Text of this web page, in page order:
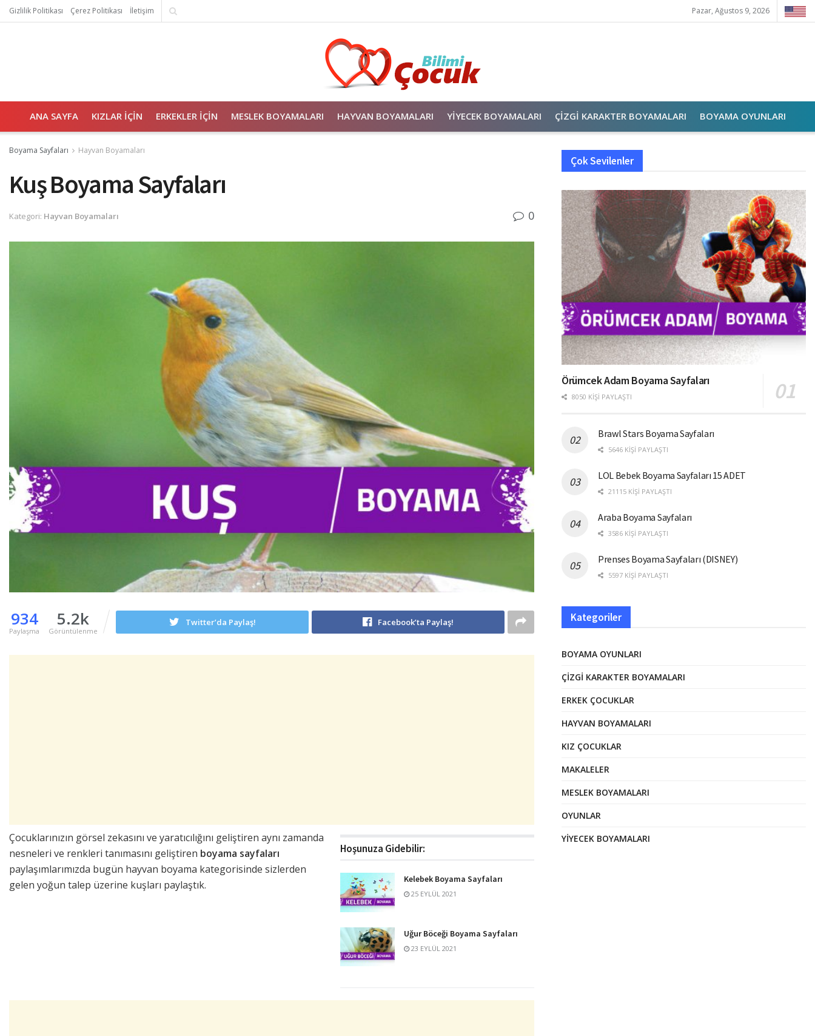
Gizlilik Politikası Çerez Politikası İletişim Pazar, Ağustos 9, 2026
ANA SAYFA KIZLAR İÇIN ERKEKLER İÇIN MESLEK BOYAMALARI HAYVAN BOYAMALARI YIYECEK BOYAMALARI ÇIZGI KARAKTER BOYAMALARI BOYAMA OYUNLARI
Boyama Sayfaları Hayvan Boyamaları
Kuş Boyama Sayfaları
Kategori: Hayvan Boyamaları 0
934
Paylaşma
5.2k
Görüntülenme
Twitter’da Paylaş! Facebook’ta Paylaş!
Hoşunuza Gidebilir:
Kelebek Boyama Sayfaları
25 EYLÜL 2021
Uğur Böceği Boyama Sayfaları
23 EYLÜL 2021
Çocuklarınızın görsel zekasını ve yaratıcılığını geliştiren aynı zamanda
nesneleri ve renkleri tanımasını geliştiren boyama sayfaları
paylaşımlarımızda bugün hayvan boyama kategorisinde sizlerden
gelen yoğun talep üzerine kuşları paylaştık.
Çok Sevilenler
Örümcek Adam Boyama Sayfaları
8050 KIŞI PAYLAŞTI
Brawl Stars Boyama Sayfaları
5646 KIŞI PAYLAŞTI
LOL Bebek Boyama Sayfaları 15 ADET
21115 KIŞI PAYLAŞTI
Araba Boyama Sayfaları
3586 KIŞI PAYLAŞTI
Prenses Boyama Sayfaları (DISNEY)
5597 KIŞI PAYLAŞTI
Kategoriler
BOYAMA OYUNLARI
ÇIZGI KARAKTER BOYAMALARI
ERKEK ÇOCUKLAR
HAYVAN BOYAMALARI
KIZ ÇOCUKLAR
MAKALELER
MESLEK BOYAMALARI
OYUNLAR
YIYECEK BOYAMALARI